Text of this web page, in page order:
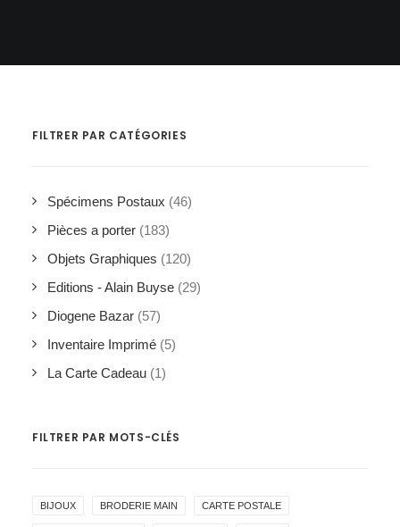
FILTRER PAR CATÉGORIES
Spécimens Postaux (46)
Pièces a porter (183)
Objets Graphiques (120)
Editions - Alain Buyse (29)
Diogene Bazar (57)
Inventaire Imprimé (5)
La Carte Cadeau (1)
FILTRER PAR MOTS-CLÉS
BIJOUX BRODERIE MAIN CARTE POSTALE